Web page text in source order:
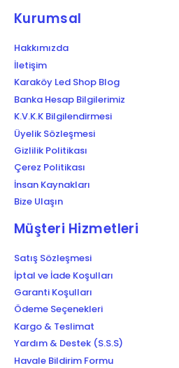
Kurumsal
Hakkımızda
İletişim
Karaköy Led Shop Blog
Banka Hesap Bilgilerimiz
K.V.K.K Bilgilendirmesi
Üyelik Sözleşmesi
Gizlilik Politikası
Çerez Politikası
İnsan Kaynakları
Bize Ulaşın
Müşteri Hizmetleri
Satış Sözleşmesi
İptal ve İade Koşulları
Garanti Koşulları
Ödeme Seçenekleri
Kargo & Teslimat
Yardım & Destek (S.S.S)
Havale Bildirim Formu